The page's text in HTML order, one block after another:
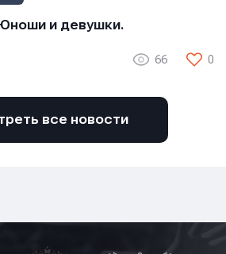
и девушки.
66 0
все новости